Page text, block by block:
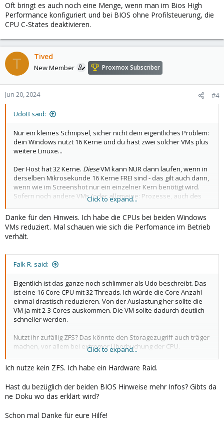
Oft bringt es auch noch eine Menge, wenn man im Bios High
Performance konfiguriert und bei BIOS ohne Profilsteuerung, die
CPU C-States deaktivieren.
T Tived
New Member Proxmox Subscriber
Jun 20, 2024 #4
UdoB said:
Nur ein kleines Schnipsel, sicher nicht dein eigentliches Problem:
dein Windows nutzt 16 Kerne und du hast zwei solcher VMs plus
weitere Linuxe...
Der Host hat 32 Kerne. DieseVM kann NUR dann laufen, wenn in
derselben Mikrosekunde 16 Kerne FREI sind - das gilt auch dann,
wenn wie im Screenshot nur ein einzelner Kern benötigt wird.
Sofern noch andere VMs (oder allgmeine: Prozesse, auch des
Hosts) laufen, kann also immer nur eine dieser zwei Windows
VMs laufen, niemals beide gleichzeitig.
Ja, man kann CPUs massiv over-committen, aber am Ende hat
man zu jedem Mikro-Zeitpunkt/-Intervall nur die real
Also: gib dieser Art VM "nur" acht Kerne und das Gesamtsystem
benötigen...)
Just my 2 €¢...
Click to expand...
Danke für den Hinweis. Ich habe die CPUs bei beiden Windows
VMs reduziert. Mal schauen wie sich die Perfomance im Betrieb
verhält.
Falk R. said:
Eigentlich ist das ganze noch schlimmer als Udo beschreibt. Das
ist eine 16 Core CPU mit 32 Threads. Ich würde die Core Anzahl
einmal drastisch reduzieren. Von der Auslastung her sollte die
VM ja mit 2-3 Cores auskommen. Die VM sollte dadurch deutlich
schneller werden.
Nutzt ihr zufällig ZFS? Das könnte den Storagezugriff auch träger
machen, vor allem bei extremer Überbuchung der CPU.
Oft bringt es auch noch eine Menge, wenn man im Bios High
CPU C-States deaktivieren.
Click to expand...
Ich nutze kein ZFS. Ich habe ein Hardware Raid.
Hast du bezüglich der beiden BIOS Hinweise mehr Infos? Gibts da
ne Doku wo das erklärt wird?
Schon mal Danke für eure Hilfe!